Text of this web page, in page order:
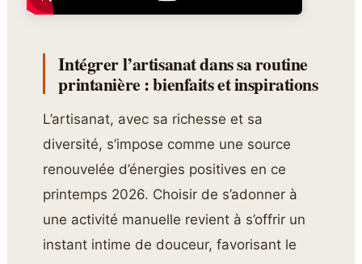
Intégrer l’artisanat dans sa routine
printanière : bienfaits et inspirations
L’artisanat, avec sa richesse et sa
diversité, s’impose comme une source
renouvelée d’énergies positives en ce
printemps 2026. Choisir de s’adonner à
une activité manuelle revient à s’offrir un
instant intime de douceur, favorisant le